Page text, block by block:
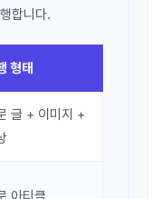
합니다.
형태
글 + 이미지 +